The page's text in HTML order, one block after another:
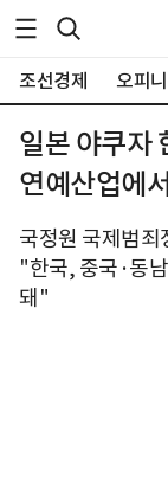
조선경제 오피
일본 야쿠자
연예산업에
국정원 국제범죄
"한국, 중국·동
돼"